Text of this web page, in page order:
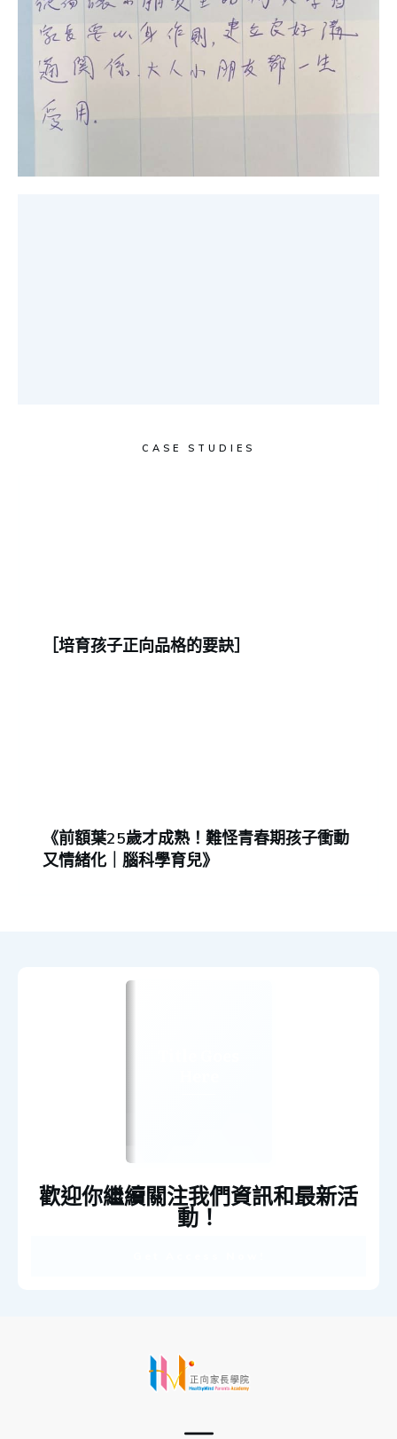
CASE STUDIES
［培育孩子正向品格的要訣］
《前額葉25歲才成熟！難怪青春期孩子衝動
又情緒化｜腦科學育兒》
歡迎你繼續關注我們資訊和最新活
動！